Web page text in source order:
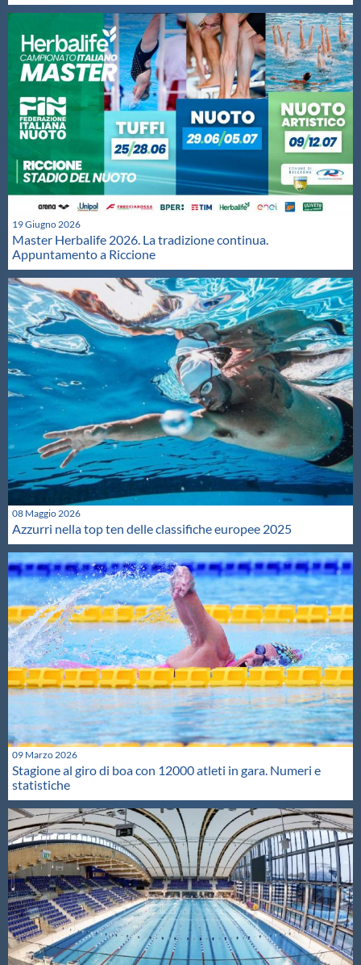
19 Giugno 2026
Master Herbalife 2026. La tradizione continua.
Appuntamento a Riccione
08 Maggio 2026
Azzurri nella top ten delle classifiche europee 2025
09 Marzo 2026
Stagione al giro di boa con 12000 atleti in gara. Numeri e
statistiche